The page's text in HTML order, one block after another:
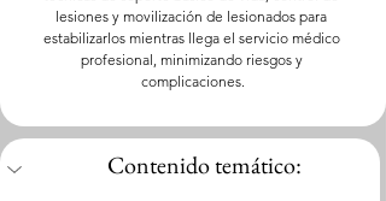
lesiones y movilización de lesionados para
estabilizarlos mientras llega el servicio médico
profesional, minimizando riesgos y
complicaciones.
Contenido temático: